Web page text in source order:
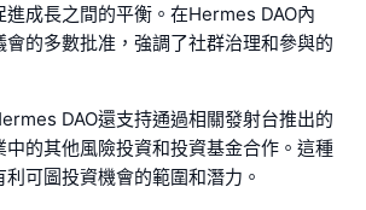
成長之間的平衡。在Hermes DAO內
的多數批准，強調了社群治理和參與的
DAO還支持通過相關發射台推出的
的其他風險投資和投資基金合作。這種
可圖投資機會的範圍和潛力。